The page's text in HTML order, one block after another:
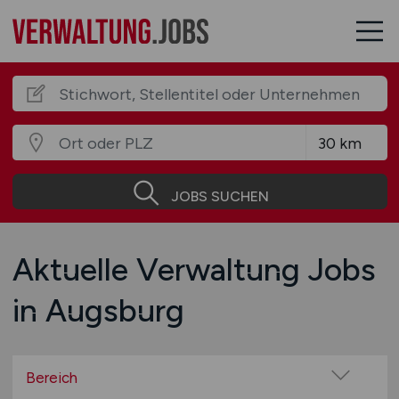
JOBS SUCHEN
Aktuelle Verwaltung Jobs
in Augsburg
Bereich